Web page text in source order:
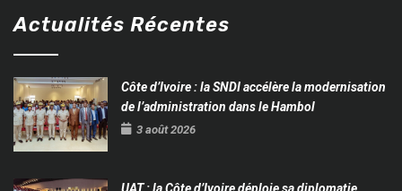
Actualités Récentes
Côte d’Ivoire : la SNDI accélère la modernisation
de l’administration dans le Hambol
3 août 2026
UAT : la Côte d’Ivoire déploie sa diplomatie